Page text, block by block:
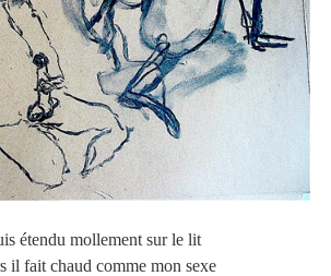
étendu mollement sur le lit
il fait chaud comme mon sexe